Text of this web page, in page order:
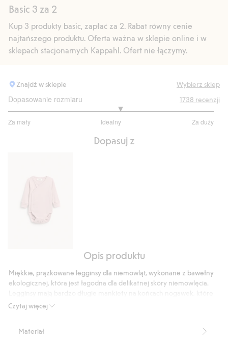
Basic 3 za 2
Kup 3 produkty basic, zapłać za 2. Rabat równy cenie
najtańszego produktu. Oferta ważna w sklepie online i w
sklepach stacjonarnych Kappahl. Ofert nie łączymy.
Znajdź w sklepie Wybierz sklep
Dopasowanie rozmiaru
Za mały Idealny Za duży
na
1738 recenzji
Dopasuj z
wydłużenia
Opis produktu
Czytaj więcej
Miękkie, prążkowane legginsy dla niemowląt, wykonane z bawełny
ekologicznej, która jest łagodna dla delikatnej skóry niemowlęcia.
można łatwo podwinąć i rozwinąć w celu dostosowania długości, co
Funkcja rośnięcia.
Materiał